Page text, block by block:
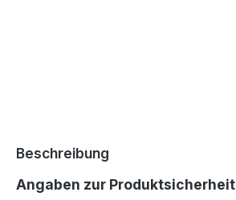
Beschreibung
Angaben zur Produktsicherheit